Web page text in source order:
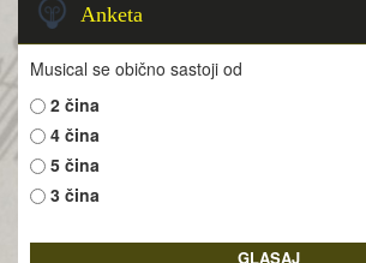
Anketa
Musical se obično sastoji od
2 čina
4 čina
5 čina
3 čina